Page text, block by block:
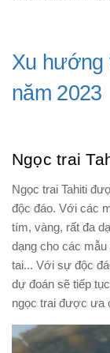
Xu hướng
năm 2023
Ngọc trai
Ngọc trai Tahiti
độc đáo. Với các
tím, vàng, rất đa
dạng cho các
tai... Với sự độc
dự đoán sẽ tiếp
ngọc trai được ưa